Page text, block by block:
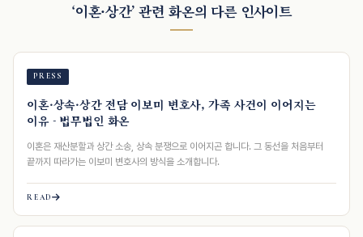
‘이혼·상간’ 관련 화온의 다른 인사이트
PRESS
이혼·상속·상간 전담 이보미 변호사, 가족 사건이 이어지는
이유 - 법무법인 화온
이혼은 재산분할과 상간 소송, 상속 분쟁으로 이어지곤 합니다. 그 동선을 처음부터
끝까지 따라가는 이보미 변호사의 방식을 소개합니다.
READ